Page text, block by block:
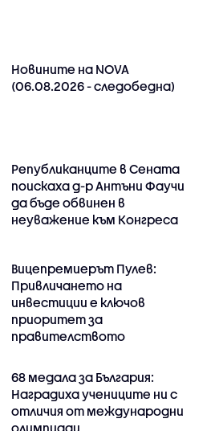
Новините на NOVA
(06.08.2026 - следобедна)
Републиканците в Сената
поискаха д-р Антъни Фаучи
да бъде обвинен в
неуважение към Конгреса
Вицепремиерът Пулев:
Привличането на
инвестиции е ключов
приоритет за
правителството
68 медала за България:
Наградиха учениците ни с
отличия от международни
олимпиади